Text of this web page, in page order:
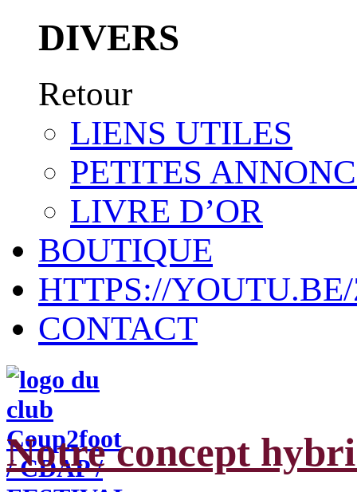
DIVERS
Retour
LIENS UTILES
PETITES
LIVRE D’OR
BOUTIQUE
HTTPS://
CONTACT
Notre concept